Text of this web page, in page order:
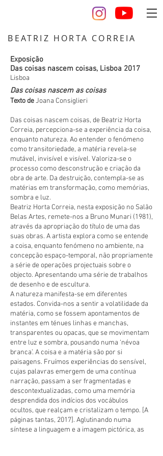
BEATRIZ HORTA CORREIA
Exposição
Das coisas nascem coisas, Lisboa 2017
Lisboa
Das coisas nascem as coisas
Texto deJoana Consiglieri
Das coisas nascem coisas, de Beatriz Horta
Correia, percepciona-se a experiência da coisa,
enquanto natureza. Ao entender o fenómeno
como transitoriedade, a matéria revela-se
mutável, invisível e visível. Valoriza-se o
processo como desconstrução e criação da
obra de arte. Da destruição, contempla-se as
matérias em transformação, como memórias,
sombra e luz.
Beatriz Horta Correia, nesta exposição no Salão
Belas Artes, remete-nos a Bruno Munari (1981),
através da apropriação do título de uma das
suas obras. A artista explora como se entende
a coisa, enquanto fenómeno no ambiente, na
concepção espaço-temporal, não propriamente
a série de operações projectuais sobre o
objecto. Apresentando uma série de trabalhos
de desenho e de escultura.
A natureza manifesta-se em diferentes
estados. Convida-nos a sentir a volatilidade da
matéria, como se fossem apontamentos de
instantes em ténues linhas e manchas,
transparentes ou opacas, que se movimentam
entre luz e sombra, pousando numa ‘névoa
branca’. A coisa e a matéria são por si
paisagens. Fruímos experiências do sensível,
cujas palavras emergem de uma contínua
narração, passam a ser fragmentadas e
descontextualizadas, como uma memória
desprendida dos indícios dos vocábulos
ocultos, que realçam e cristalizam o tempo. [A
páginas tantas, 2017]. Aglutinando numa
síntese a linguagem e a imagem pictórica, as